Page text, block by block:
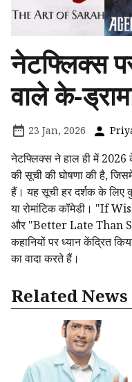
नेटफ्लिक्स
वाले के-
23 Jan, 2026
नेटफ्लिक्स ने हाल ही में 2026
की सूची की घोषणा की है,
हैं। यह सूची हर दर्शक के लिए
या रोमांटिक कॉमेडी। "If
और "Better Late Than
कहानियों पर ध्यान केंद्रित
का वादा करते हैं।
Related News